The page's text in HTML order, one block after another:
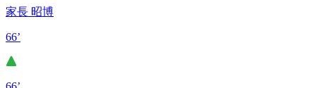
家長 昭博
66’